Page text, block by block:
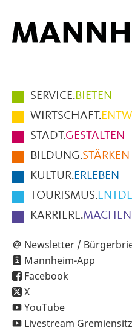
Hauptmenüpunkte
im
Fußbereich
der
Seite
SERVICE.BIETEN
WIRTSCHAFT.
STADT.GESTALTEN
BILDUNG.STÄRKEN
KULTUR.ERLEBEN
TOURISMUS.
KARRIERE.MACHEN
Newsletter /
Mannheim-App
Facebook
X
YouTube
Livestream